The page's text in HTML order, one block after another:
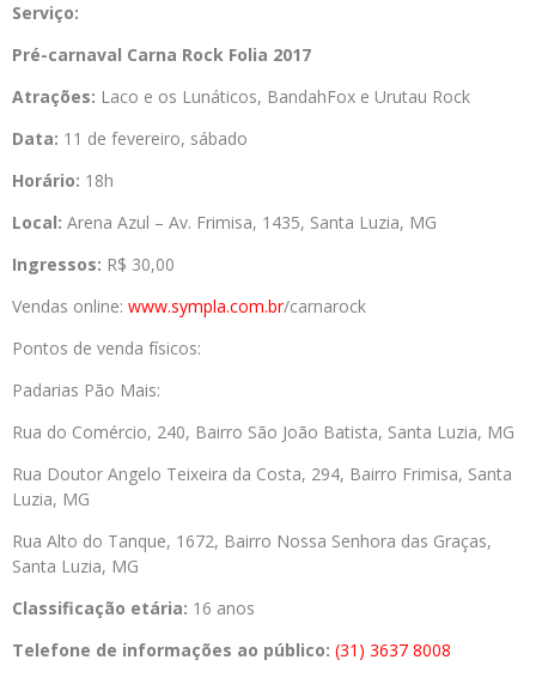
Serviço:
Pré-carnaval Carna Rock Folia 2017
Atrações: Laco e os Lunáticos, BandahFox e Urutau Rock
Data: 11 de fevereiro, sábado
Horário: 18h
Local: Arena Azul – Av. Frimisa, 1435, Santa Luzia, MG
Ingressos: R$ 30,00
Vendas online: www.sympla.com.br/carnarock
Pontos de venda físicos:
Padarias Pão Mais:
Rua do Comércio, 240, Bairro São João Batista, Santa Luzia, MG
Rua Doutor Angelo Teixeira da Costa, 294, Bairro Frimisa, Santa
Luzia, MG
Rua Alto do Tanque, 1672, Bairro Nossa Senhora das Graças,
Santa Luzia, MG
Classificação etária: 16 anos
Telefone de informações ao público: (31) 3637 8008